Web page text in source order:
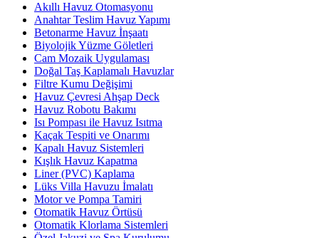
Akıllı Havuz Otomasyonu
Anahtar Teslim Havuz Yapımı
Betonarme Havuz İnşaatı
Biyolojik Yüzme Göletleri
Cam Mozaik Uygulaması
Doğal Taş Kaplamalı Havuzlar
Filtre Kumu Değişimi
Havuz Çevresi Ahşap Deck
Havuz Robotu Bakımı
Isı Pompası ile Havuz Isıtma
Kaçak Tespiti ve Onarımı
Kapalı Havuz Sistemleri
Kışlık Havuz Kapatma
Liner (PVC) Kaplama
Lüks Villa Havuzu İmalatı
Motor ve Pompa Tamiri
Otomatik Havuz Örtüsü
Otomatik Klorlama Sistemleri